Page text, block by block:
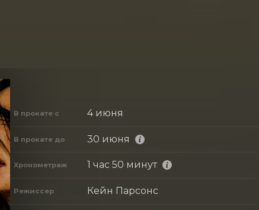
В прокате с 4 июня
В прокате до 30 июня
Хронометраж 1 час 50 минут
Режиссер Кейн Парсонс